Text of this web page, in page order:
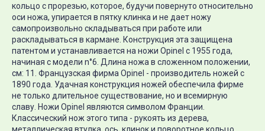
кольцо с прорезью, которое, будучи повернуто относительно
оси ножа, упирается в пятку клинка и не дает ножу
самопроизвольно складываться при работе или
раскладываться в кармане. Конструкция эта защищена
патентом и устанавливается на ножи Opinel с 1955 года,
начиная с модели n°6. Длина ножа в сложенном положении,
см: 11. Французская фирма Opinel - производитель ножей с
1890 года. Удачная конструкция ножей обеспечила фирме
не только длительное существование, но и всемирную
славу. Ножи Opinel являются символом Франции.
Классический нож этого типа - рукоять из дерева,